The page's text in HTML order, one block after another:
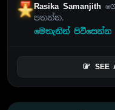
Rasika Samanjith
පතන්න.
මෙතැනින් පිවිසෙන්න
SEE